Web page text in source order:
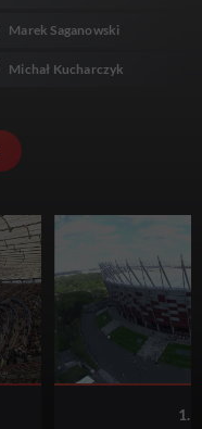
Marek Saganowski
Michał Kucharczyk
1.